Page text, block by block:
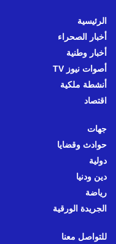
الرئيسية
أخبار الصحراء
أخبار وطنية
أصوات نيوز TV
أنشطة ملكية
اقتصاد
جهات
حوادث وقضايا
دولية
دين ودنيا
رياضة
الجريدة الورقية
للتواصل معنا